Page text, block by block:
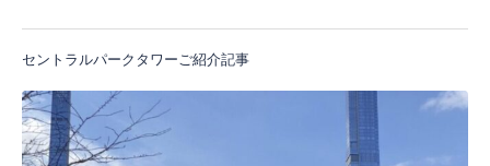
セントラルパークタワーご紹介記事